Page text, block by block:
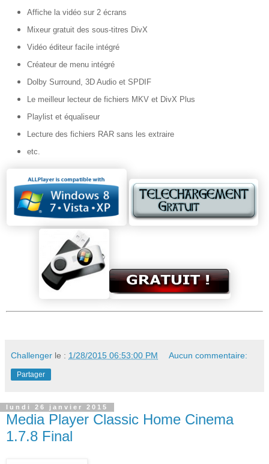
Affiche la vidéo sur 2 écrans
Mixeur gratuit des sous-titres DivX
Vidéo éditeur facile intégré
Créateur de menu intégré
Dolby Surround, 3D Audio et SPDIF
Le meilleur lecteur de fichiers MKV et DivX Plus
Playlist et équaliseur
Lecture des fichiers RAR sans les extraire
etc.
Challenger le : 1/28/2015 06:53:00 PM Aucun commentaire:
Partager
lundi 26 janvier 2015
Media Player Classic Home Cinema
1.7.8 Final